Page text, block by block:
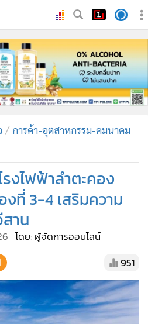
การค้า-อุตสาหกรรม-คมนาคม
งไฟฟ้าลำตะคอง
ที่ 3-4 เสริมความ
าน
โดย: ผู้จัดการออนไลน์
951